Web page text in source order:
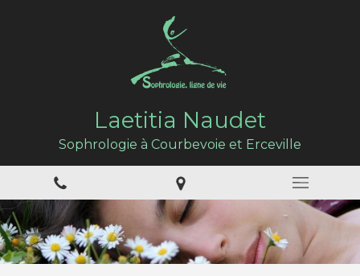
Laetitia Naudet
Sophrologie à Courbevoie et Erceville